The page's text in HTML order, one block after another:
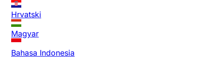
Hrvatski
Magyar
Bahasa Indonesia